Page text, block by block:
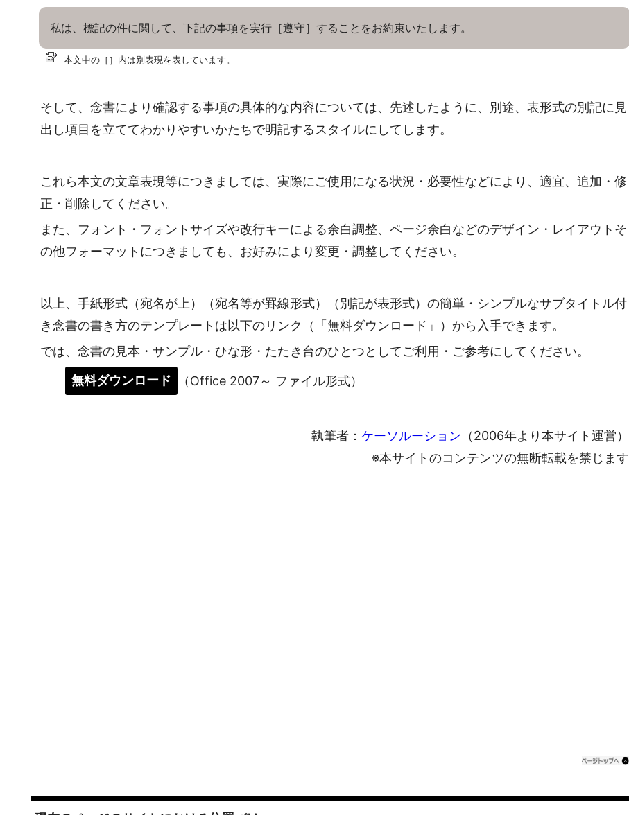
私は、標記の件に関して、下記の事項を実行［遵守］することをお約束いたします。
本文中の［］内は別表現を表しています。
そして、念書により確認する事項の具体的な内容については、先述したように、別途、表形式の別記に見
出し項目を立ててわかりやすいかたちで明記するスタイルにしてします。
これら本文の文章表現等につきましては、実際にご使用になる状況・必要性などにより、適宜、追加・修
正・削除してください。
また、フォント・フォントサイズや改行キーによる余白調整、ページ余白などのデザイン・レイアウトそ
の他フォーマットにつきましても、お好みにより変更・調整してください。
以上、手紙形式（宛名が上）（宛名等が罫線形式）（別記が表形式）の簡単・シンプルなサブタイトル付
き念書の書き方のテンプレートは以下のリンク（「無料ダウンロード」）から入手できます。
では、念書の見本・サンプル・ひな形・たたき台のひとつとしてご利用・ご参考にしてください。
無料ダウンロード
（Office 2007～ ファイル形式）
執筆者： ケーソルーション （2006年より本サイト運営）
※本サイトのコンテンツの無断転載を禁じます